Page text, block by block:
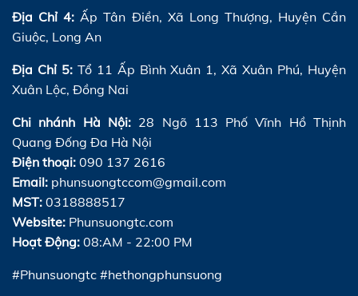
Địa Chỉ 4: Ấp Tân Điền, Xã Long Thượng, Huyện Cần
Giuộc, Long An
Địa Chỉ 5:Tổ 11 Ấp Bình Xuân 1, Xã Xuân Phú, Huyện
Xuân Lộc, Đồng Nai
Chi nhánh Hà Nội: 28 Ngõ 113 Phố Vĩnh Hồ Thịnh
Quang Đống Đa Hà Nội
Điện thoại: 090 137 2616
Email: phunsuongtccom@gmail.com
MST: 0318888517
Website: Phunsuongtc.com
Hoạt Động: 08:AM - 22:00 PM
#Phunsuongtc #hethongphunsuong